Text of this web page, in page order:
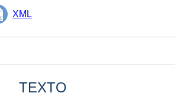
XML
TEXTO